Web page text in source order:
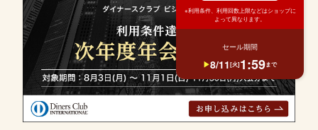
※利用条件、利用回数上限などはショップに
よって異なります。
セール期間
8/11[火]1:59まで